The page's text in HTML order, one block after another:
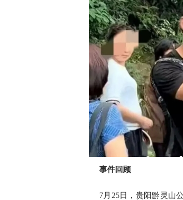
事件回顾
7月25日，贵阳黔灵山